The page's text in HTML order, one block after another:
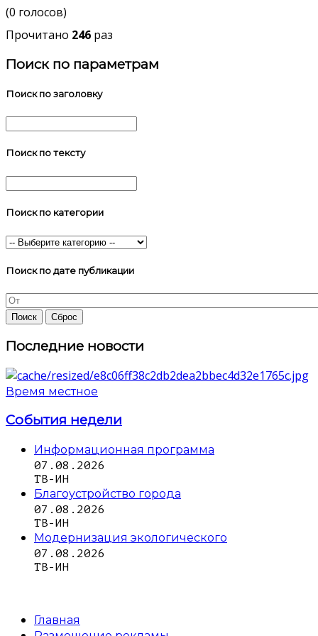
(0 голосов)
Прочитано 246 раз
Поиск по параметрам
Поиск по заголовку
Поиск по тексту
Поиск по категории
Поиск по дате публикации
Последние новости
Время местное
События недели
Информационная программа
07.08.2026
ТВ-ИН
Благоустройство города
07.08.2026
ТВ-ИН
Модернизация экологического
07.08.2026
ТВ-ИН
Главная